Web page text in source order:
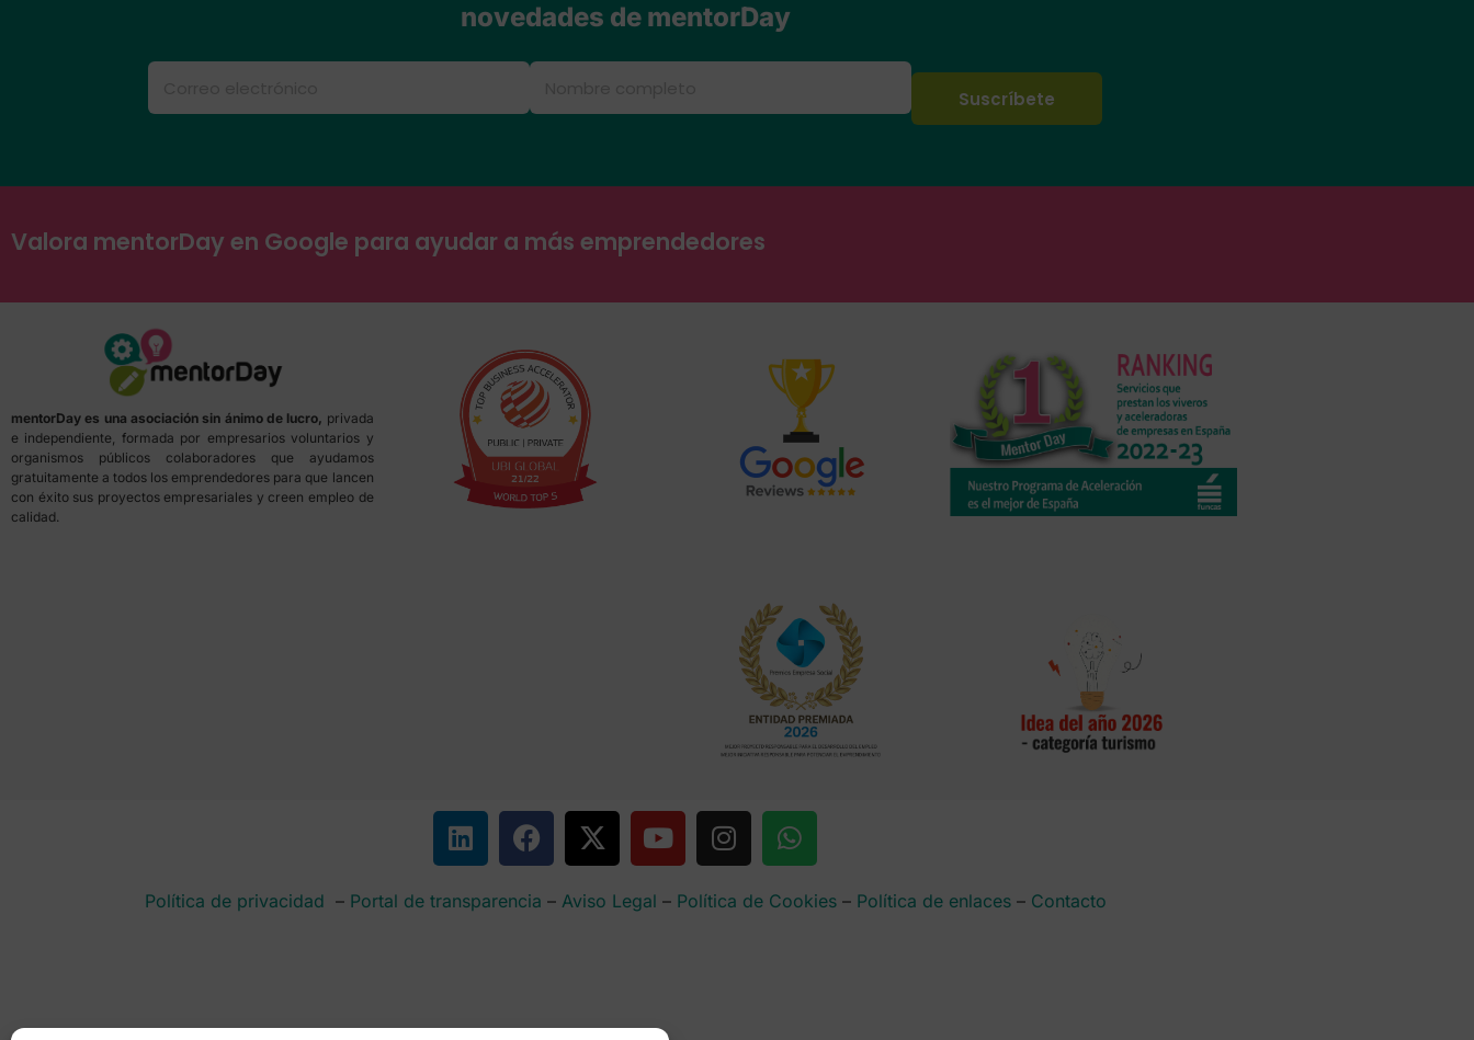
novedades de mentorDay
Valora mentorDay en Google para ayudar a más emprendedores
mentorDay es una asociación sin ánimo de lucro, privada
e independiente, formada por empresarios voluntarios y
organismos públicos colaboradores que ayudamos
gratuitamente a todos los emprendedores para que lancen
con éxito sus proyectos empresariales y creen empleo de
calidad.
Política de privacidad – Portal de transparencia – Aviso Legal – Política de Cookies– Política de enlaces– Contacto